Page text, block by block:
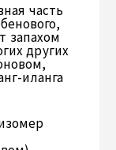
часть
запахом
других
иланга